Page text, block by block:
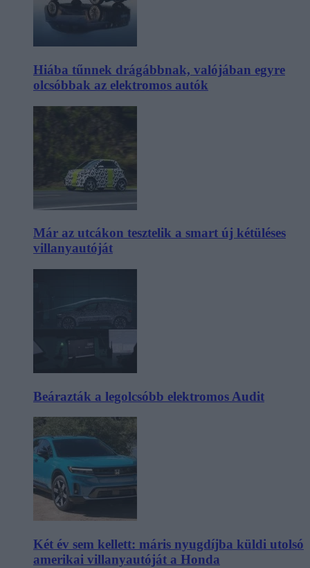
Hiába tűnnek drágábbnak, valójában egyre
olcsóbbak az elektromos autók
Már az utcákon tesztelik a smart új kétüléses
villanyautóját
Beárazták a legolcsóbb elektromos Audit
Két év sem kellett: máris nyugdíjba küldi utolsó
amerikai villanyautóját a Honda